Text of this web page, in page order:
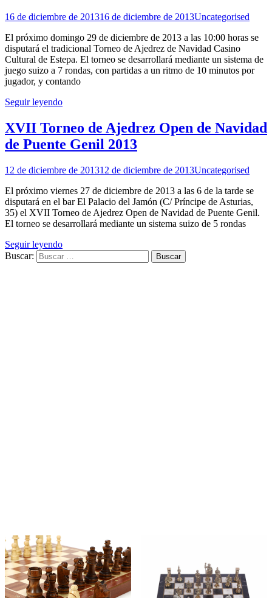
16 de diciembre de 201316 de diciembre de 2013Uncategorised
El próximo domingo 29 de diciembre de 2013 a las 10:00 horas se
disputará el tradicional Torneo de Ajedrez de Navidad Casino
Cultural de Estepa. El torneo se desarrollará mediante un sistema de
juego suizo a 7 rondas, con partidas a un ritmo de 10 minutos por
jugador, y contando
Seguir leyendo
XVII Torneo de Ajedrez Open de Navidad
de Puente Genil 2013
12 de diciembre de 201312 de diciembre de 2013Uncategorised
El próximo viernes 27 de diciembre de 2013 a las 6 de la tarde se
disputará en el bar El Palacio del Jamón (C/ Príncipe de Asturias,
35) el XVII Torneo de Ajedrez Open de Navidad de Puente Genil.
El torneo se desarrollará mediante un sistema suizo de 5 rondas
Seguir leyendo
Buscar: